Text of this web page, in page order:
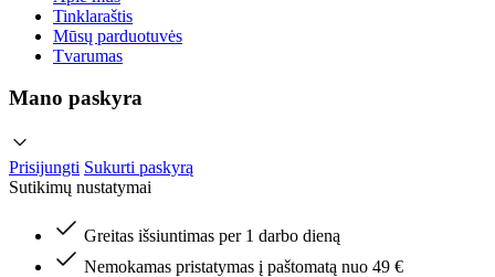
Tinklaraštis
Mūsų parduotuvės
Tvarumas
Mano paskyra
Prisijungti Sukurti paskyrą
Sutikimų nustatymai
Greitas išsiuntimas per 1 darbo dieną
Nemokamas pristatymas į paštomatą nuo 49 €